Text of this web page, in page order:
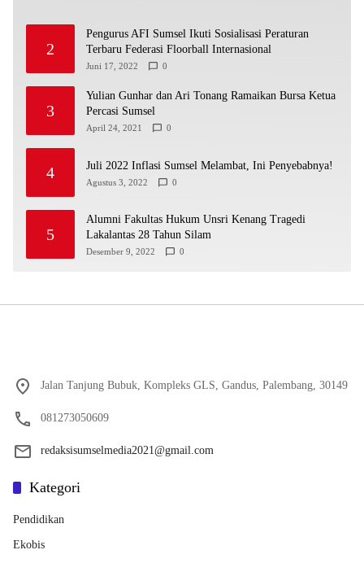
2
Pengurus AFI Sumsel Ikuti Sosialisasi Peraturan
Terbaru Federasi Floorball Internasional
Juni 17, 2022 0
3
Yulian Gunhar dan Ari Tonang Ramaikan Bursa Ketua
Percasi Sumsel
April 24, 2021 0
4 Juli 2022 Inflasi Sumsel Melambat, Ini Penyebabnya!
Agustus 3, 2022 0
5
Alumni Fakultas Hukum Unsri Kenang Tragedi
Lakalantas 28 Tahun Silam
Desember 9, 2022 0
Jalan Tanjung Bubuk, Kompleks GLS, Gandus, Palembang, 30149
081273050609
redaksisumselmedia2021@gmail.com
Kategori
Pendidikan
Ekobis